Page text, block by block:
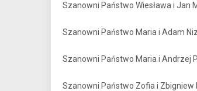
Szanowni Państwo Wiesława i Jan
Szanowni Państwo Maria i Adam
Szanowni Państwo Maria i Andrzej
Szanowni Państwo Zofia i Zbigniew